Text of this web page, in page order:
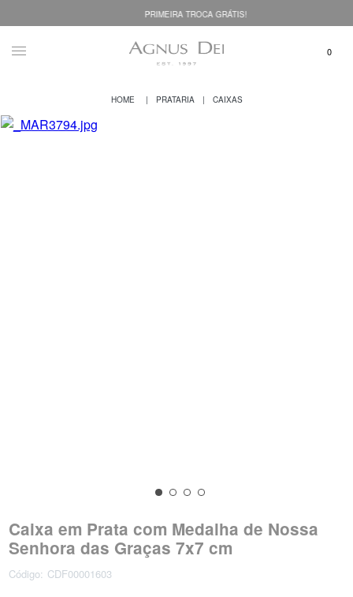
PRIMEIRA TROCA GRÁTIS!
PRATARIA CAIXAS
Caixa em Prata com Medalha de Nossa
Senhora das Graças 7x7 cm
Código: CDF00001603